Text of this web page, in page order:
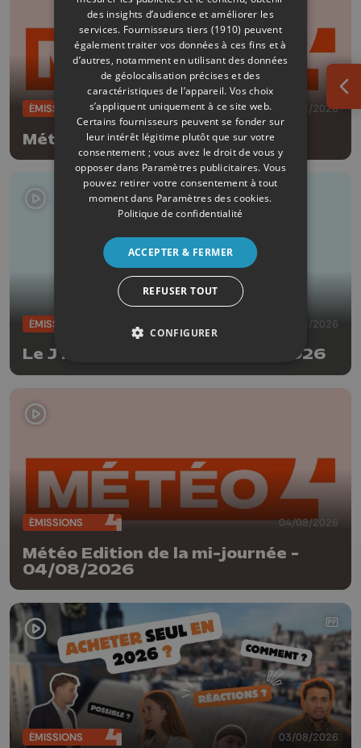
ÉMISSIONS 04/08/2026
Météo Soir - 04/08/2026
ÉMISSIONS 04/08/2026
Le JT Edition du soir - 04/08/2026
ÉMISSIONS 04/08/2026
Météo Edition de la mi-journée -
04/08/2026
ÉMISSIONS 03/08/2026
des insights d’audience et améliorer les
services. Fournisseurs tiers (1910) peuvent
également traiter vos données à ces fins et à
d’autres, notamment en utilisant des données
de géolocalisation précises et des
caractéristiques de l’appareil. Vos choix
s’appliquent uniquement à ce site web.
Certains fournisseurs peuvent se fonder sur
leur intérêt légitime plutôt que sur votre
consentement ; vous avez le droit de vous y
opposer dans Paramètres publicitaires. Vous
pouvez retirer votre consentement à tout
moment dans Paramètres des cookies.
Politique de confidentialité
ACCEPTER & FERMER
REFUSER TOUT
CONFIGURER